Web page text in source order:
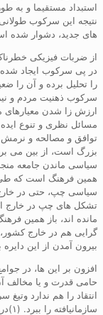
استبداد مستقیما و به
نتیجه این سرکوب
های جدید، دشوار شده
از ضربات فیزیکی
در پی سرکوب ایجاد
را تحلیل برده و آن را
سرکوب ذهنیت مردم و
ارزش زا شدن معیارهای
مسائل نظری و تنوع ایده
توافق و مصالحه و نرمش
بزرگ است، از بین می
سیاسی ماندن جامعه
همین فرهنگ است که طی
سیاسی چپ، حتی در
تشکل های چپ در خارج
مانده اند، باز همین
گرایی هم در خارج
بیرون آمدن از این
افزون بر این ها، در
حامی قدرت و یا مخالف
انتقاد را هم ندارد